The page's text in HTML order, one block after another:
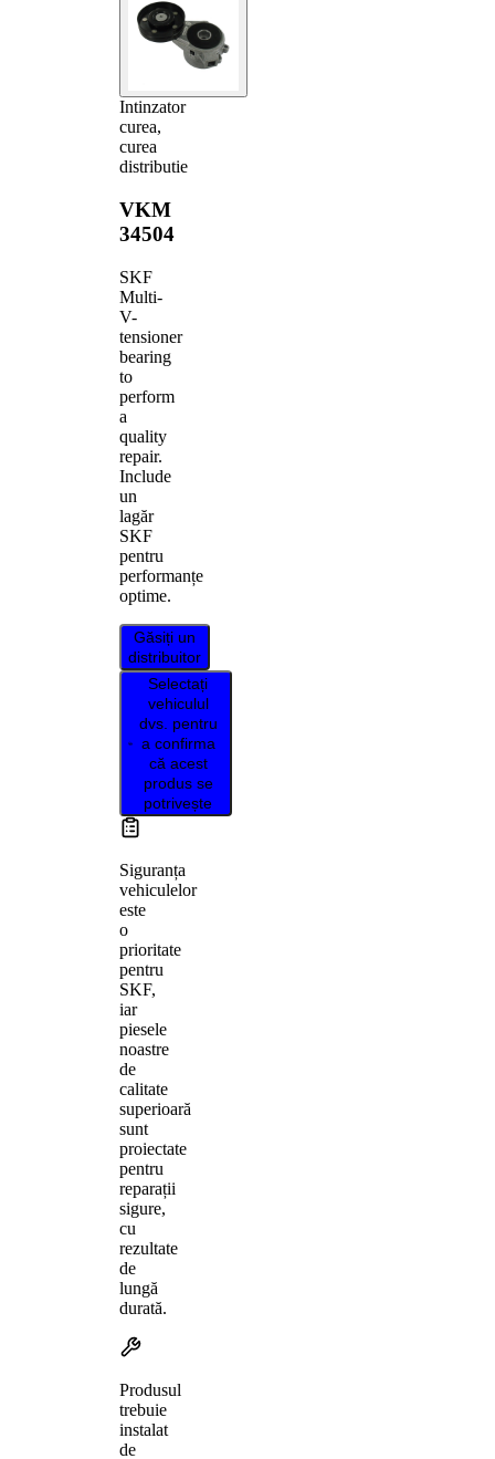
Intinzator
curea,
curea
distributie
VKM
34504
SKF
Multi-
V-
tensioner
bearing
to
perform
a
quality
repair.
Include
un
lagăr
SKF
pentru
performanțe
optime.
Găsiți un
distribuitor
Selectați
vehiculul
dvs. pentru
a confirma
că acest
produs se
potrivește
Siguranța
vehiculelor
este
o
prioritate
pentru
SKF,
iar
piesele
noastre
de
calitate
superioară
sunt
proiectate
pentru
reparații
sigure,
cu
rezultate
de
lungă
durată.
Produsul
trebuie
instalat
de